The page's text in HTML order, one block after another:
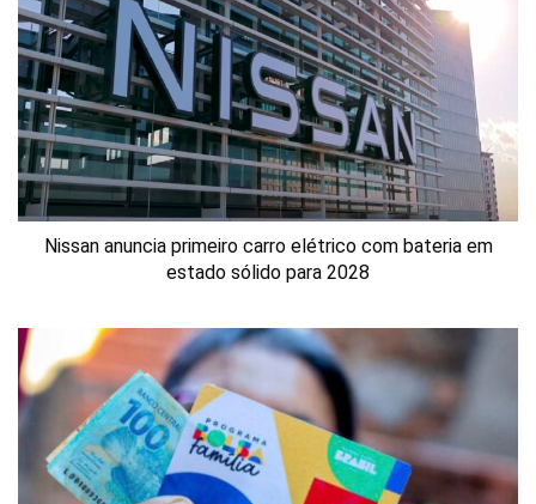
Nissan anuncia primeiro carro elétrico com bateria em
estado sólido para 2028